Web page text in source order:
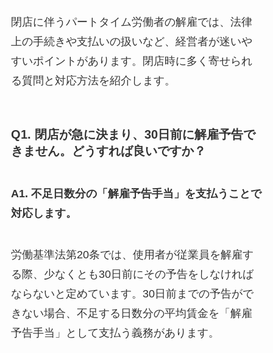
閉店に伴うパートタイム労働者の解雇では、法律
上の手続きや支払いの扱いなど、経営者が迷いや
すいポイントがあります。閉店時に多く寄せられ
る質問と対応方法を紹介します。
Q1. 閉店が急に決まり、30日前に解雇予告で
きません。どうすれば良いですか？
A1. 不足日数分の「解雇予告手当」を支払うことで
対応します。
労働基準法第20条では、使用者が従業員を解雇す
る際、少なくとも30日前にその予告をしなければ
ならないと定めています。30日前までの予告がで
きない場合、不足する日数分の平均賃金を「解雇
予告手当」として支払う義務があります。